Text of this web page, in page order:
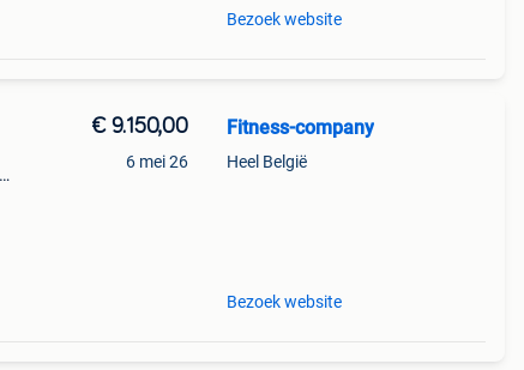
Bezoek website
€ 9.150,00
6 mei 26
Fitness-company
Heel België
Bezoek website